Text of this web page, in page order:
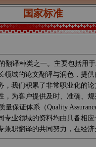
国家标准
译种类之一。主要包括用
领域的论文翻译与润色，提
，我们积累了非常职业化的
，为客户提供及时、准确、
保证体系（Quality
专业领域的资料均由具备相
兼职翻译的共同努力，在经